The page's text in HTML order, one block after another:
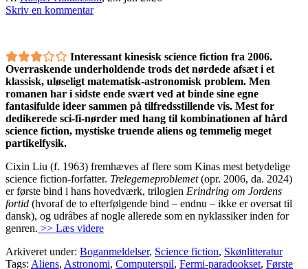
Skriv en kommentar
Interessant kinesisk science fiction fra 2006.
Overraskende underholdende trods det nørdede afsæt i et
klassisk, uløseligt matematisk-astronomisk problem. Men
romanen har i sidste ende svært ved at binde sine egne
fantasifulde ideer sammen på tilfredsstillende vis. Mest for
dedikerede sci-fi-nørder med hang til kombinationen af hård
science fiction, mystiske truende aliens og temmelig meget
partikelfysik.
Cixin Liu (f. 1963) fremhæves af flere som Kinas mest betydelige
science fiction-forfatter. Trelegemeproblemet(opr. 2006, da. 2024)
er første bind i hans hovedværk, trilogien Erindring om Jordens
fortid (hvoraf de to efterfølgende bind – endnu – ikke er oversat til
dansk), og udråbes af nogle allerede som en nyklassiker inden for
genren. >> Læs videre
Arkiveret under: Boganmeldelser, Science fiction, Skønlitteratur
Tags: Aliens, Astronomi, Computerspil, Fermi-paradookset, Første